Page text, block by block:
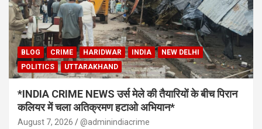
BLOG CRIME HARIDWAR INDIA
NEW DELHI
POLITICS
UTTARAKHAND
*INDIA CRIME NEWS उर्स मेले की तैयारियों के बीच पिरान
कलियर में चला अतिक्रमण हटाओ अभियान*
August 7, 2026 @adminindiacrime